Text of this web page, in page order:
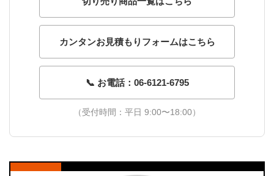
カンタンお見積もりフォームはこちら
📞 お電話：06-6121-6795
（受付時間：平日 9:00〜18:00）